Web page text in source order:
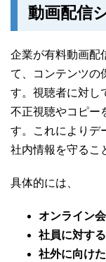
動画配信
企業が有料動画配
て、コンテンツの
す。視聴者に対し
不正視聴やコピー
す。これによりデ
社内情報を守るこ
具体的には、
オンライン
社員に対す
社外に向け